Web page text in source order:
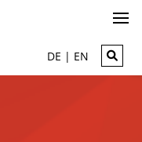
DE | EN